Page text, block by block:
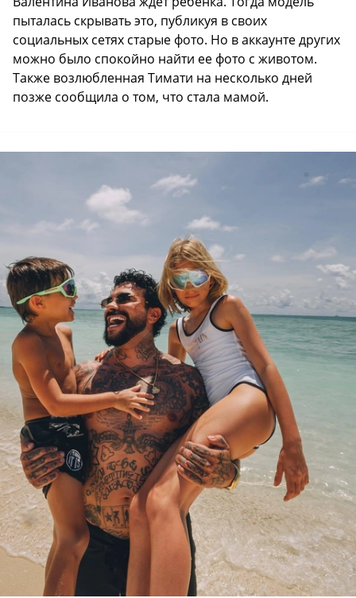
пыталась скрывать это, публикуя в своих
социальных сетях старые фото. Но в аккаунте других
можно было спокойно найти ее фото с животом.
Также возлюбленная Тимати на несколько дней
позже сообщила о том, что стала мамой.